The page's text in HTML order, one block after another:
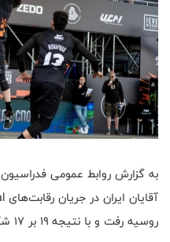
به گزارش روابط عمومی
روسیه رفت و با نتیجه ۱۹ بر ۱۷ شکست خورد.